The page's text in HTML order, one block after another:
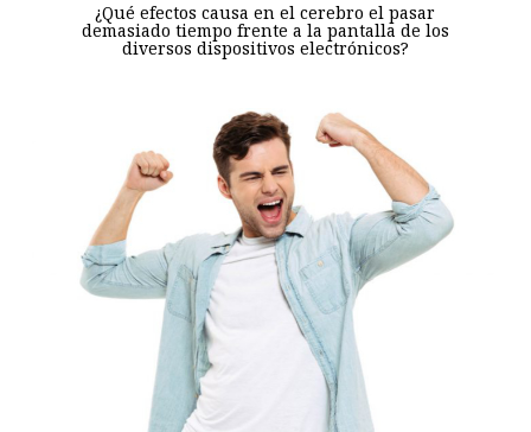
¿Qué efectos causa en el cerebro el pasar
demasiado tiempo frente a la pantalla de los
diversos dispositivos electrónicos?